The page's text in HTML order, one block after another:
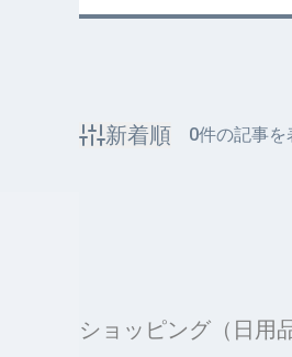
新着順 0件の記事を
ショッピング（日用品